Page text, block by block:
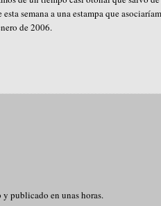
semana a una estampa que
de 2006.
publicado en unas horas.